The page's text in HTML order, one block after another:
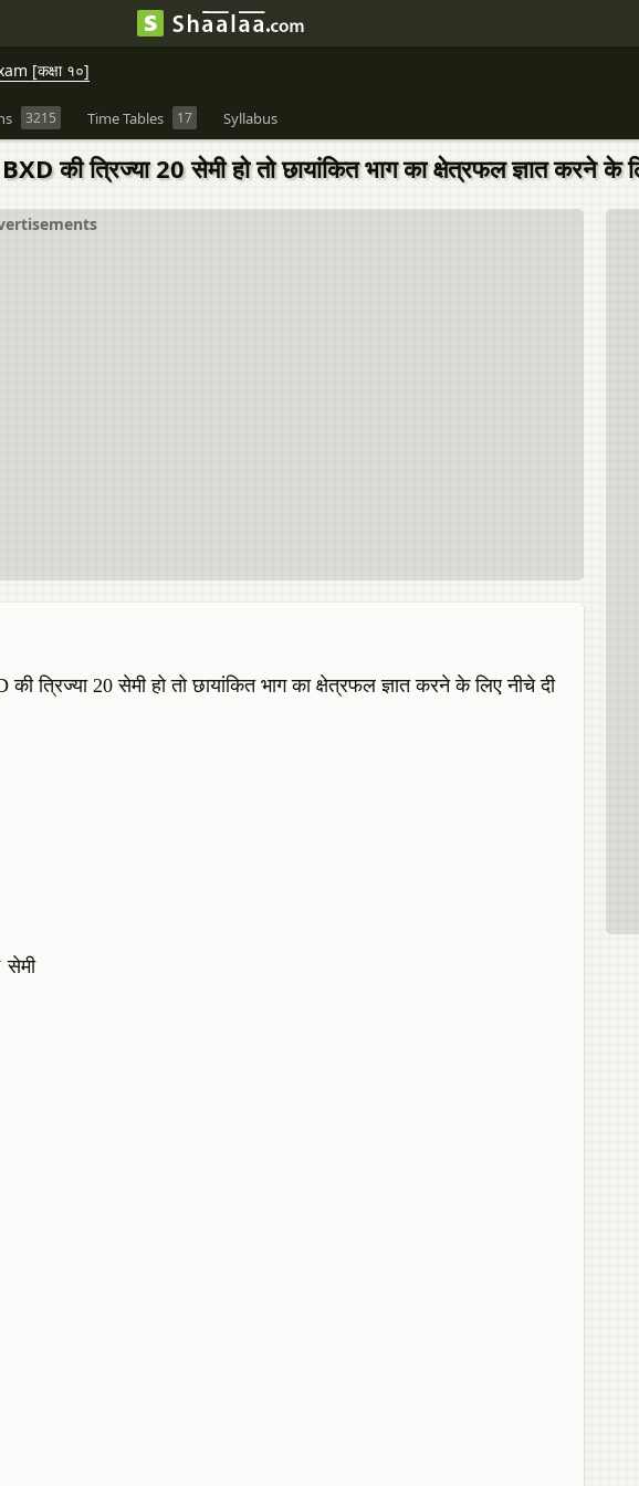
[कक्षा १०]
3215 Time Tables 17 Syllabus
की त्रिज्या 20 सेमी हो तो छायांकित भाग का क्षेत्रफल ज्ञात करने के
त्रिज्या 20 सेमी हो तो छायांकित भाग का क्षेत्रफल ज्ञात करने के लिए नीचे दी
सेमी